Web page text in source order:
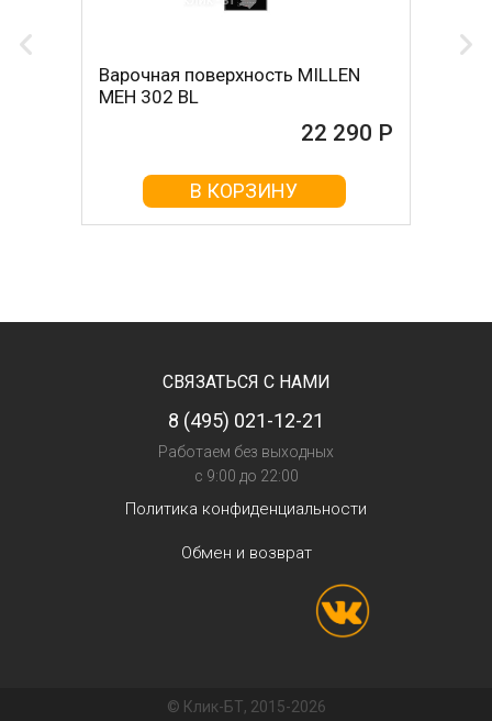
Варочная поверхность MILLEN
MEH 302 BL
22 290 Р
В КОРЗИНУ
СВЯЗАТЬСЯ С НАМИ
8 (495) 021-12-21
Работаем без выходных
с 9:00 до 22:00
Политика конфиденциальности
Обмен и возврат
© Клик-БТ, 2015-2026